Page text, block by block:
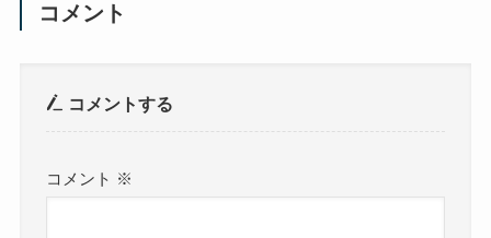
コメント
コメントする
コメント ※